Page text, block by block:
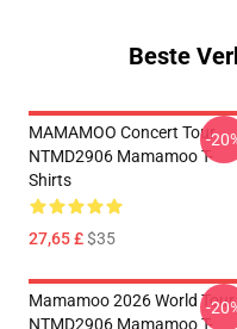
Beste
MAMAMOO Concert Tour
NTMD2906 Mamamoo T-
Shirts
27,65 £$35
-
Mamamoo 2026 World Tour
NTMD2906 Mamamoo T-
-